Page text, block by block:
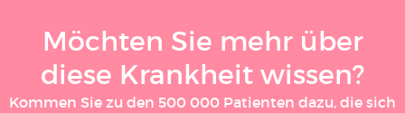
Möchten Sie mehr über
diese Krankheit wissen?
Kommen Sie zu den 500 000 Patienten dazu, die sich